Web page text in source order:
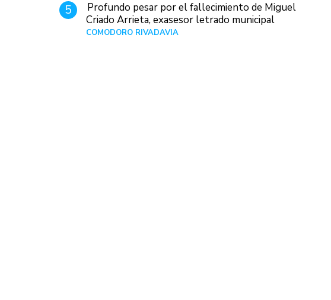
5
Profundo pesar por el fallecimiento de Miguel
Criado Arrieta, exasesor letrado municipal
COMODORO RIVADAVIA